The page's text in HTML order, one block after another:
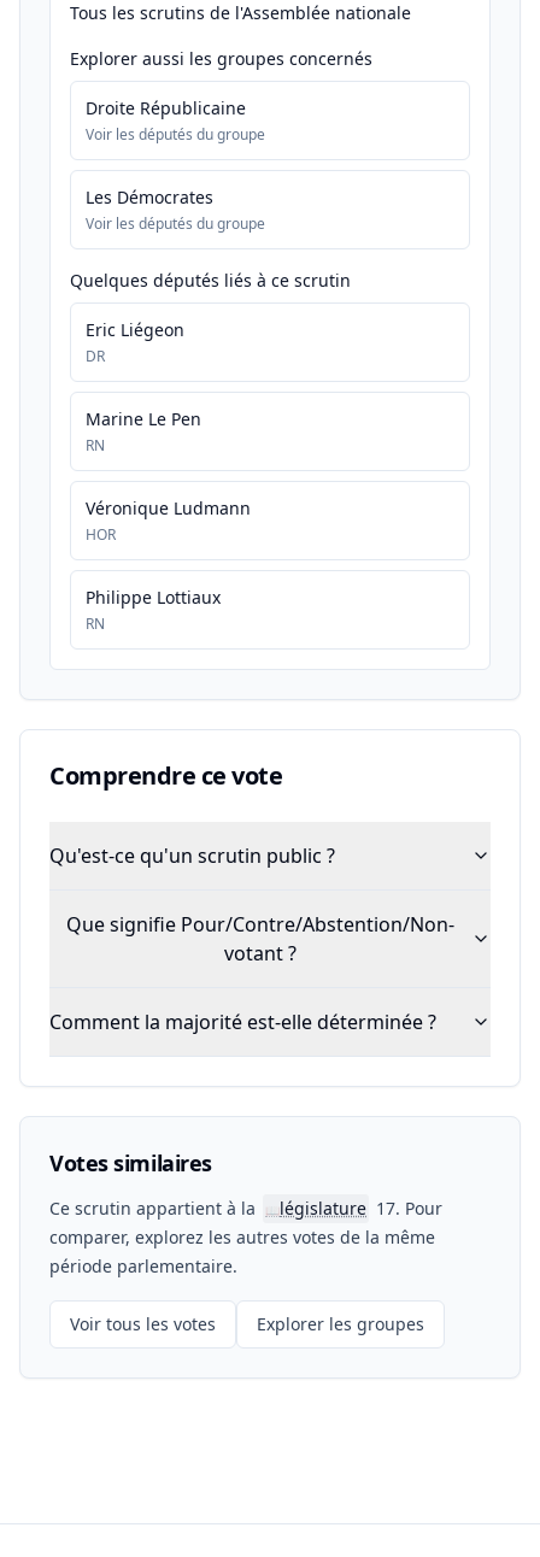
Tous les scrutins de l'Assemblée nationale
Explorer aussi les groupes concernés
Droite Républicaine
Voir les députés du groupe
Les Démocrates
Voir les députés du groupe
Quelques députés liés à ce scrutin
Eric Liégeon
DR
Marine Le Pen
RN
Véronique Ludmann
HOR
Philippe Lottiaux
RN
Comprendre ce vote
Qu'est-ce qu'un scrutin public ?
Que signifie Pour/Contre/Abstention/Non-
votant ?
Comment la majorité est-elle déterminée ?
Votes similaires
Ce scrutin appartient à la 📖législature 17. Pour
comparer, explorez les autres votes de la même
période parlementaire.
Voir tous les votes Explorer les groupes